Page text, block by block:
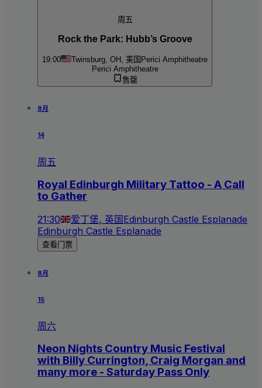
周五
Rock the Park: Hubb’s Groove
19:00 Twinsburg, OH, 美国 Perici Amphitheatre
Perici Amphitheatre
售罄
8月
14
周五
Royal Edinburgh Military Tattoo - A Call
to Gather
21:30 爱丁堡, 英国Edinburgh Castle Esplanade
Edinburgh Castle Esplanade
查看门票
8月
15
周六
Neon Nights Country Music Festival
with Billy Currington, Craig Morgan and
many more - Saturday Pass Only